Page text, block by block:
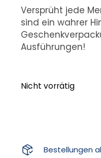
Versprüht jede
sind ein wahrer
Ausführungen!
Nicht vorrätig
Bestellungen